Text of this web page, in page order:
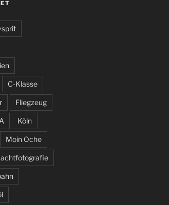
C-Klasse
Fliegzeug
Köln
Moin Oche